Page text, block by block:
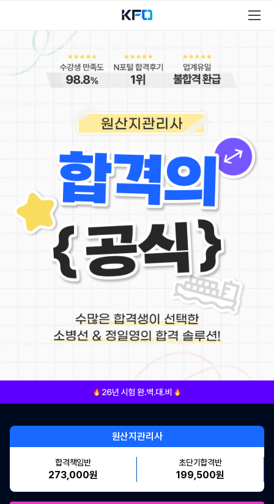
리
원산지관리사
합격책임반
273,000원
초단기합격반
199,500원